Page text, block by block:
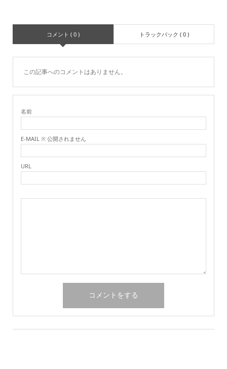
コメント ( 0 ) トラックバック ( 0 )
この記事へのコメントはありません。
名前
E-MAIL ※ 公開されません
URL